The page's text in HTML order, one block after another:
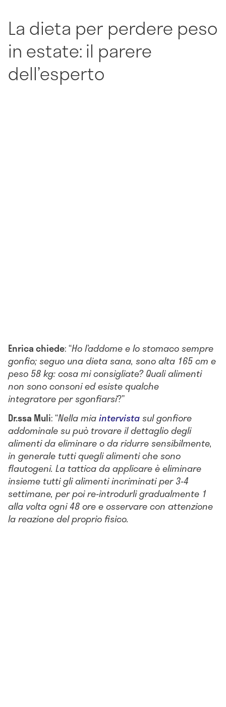
La dieta per perdere peso
in estate: il parere
dell’esperto
Enrica chiede: “Ho l’addome e lo stomaco sempre
gonfio; seguo una dieta sana, sono alta 165 cm e
peso 58 kg: cosa mi consigliate? Quali alimenti
non sono consoni ed esiste qualche
integratore per sgonfiarsi?”
Dr.ssa Muli: “Nella miaintervistasul gonfiore
addominale su può trovare il dettaglio degli
alimenti da eliminare o da ridurre sensibilmente,
in generale tutti quegli alimenti che sono
flautogeni. La tattica da applicare è eliminare
insieme tutti gli alimenti incriminati per 3-4
settimane, per poi re-introdurli gradualmente 1
alla volta ogni 48 ore e osservare con attenzione
la reazione del proprio fisico.